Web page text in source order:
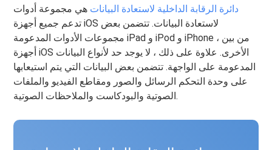
دائرة الرقابة الداخلية لاستعادة البيانات هي مجموعة أدوات
تدعم جميع أجهزة iOS لاستعادة البيانات. تتضمن بعض
مجموعات الأدوات المدعومة iPad و iPod و iPhone ، من بين
أجهزة iOS الأخرى. علاوة على ذلك ، لا يوجد حد لأنواع البيانات
المدعومة على الواجهة. تتضمن بعض البيانات التي يتم استيعابها
على وحدة التحكم الرسائل والصور ومقاطع الفيديو والملفات
الصوتية والبودكاست والملاحظات الصوتية.